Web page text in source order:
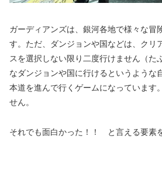
ガーディアンズは、銀河各地で様々な冒
す。ただ、ダンジョンや国などは、クリ
スを選択しない限り二度行けません（た
なダンジョンや国に行けるというような
本道を進んで行くゲームになっています
せん。
それでも面白かった！！ と言える要素